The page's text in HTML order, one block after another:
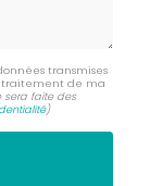
transmises
traitement de ma
sera faite des
)